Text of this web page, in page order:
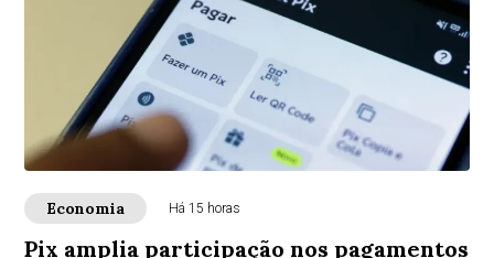
Economia Há 15 horas
Pix amplia participação nos pagamentos